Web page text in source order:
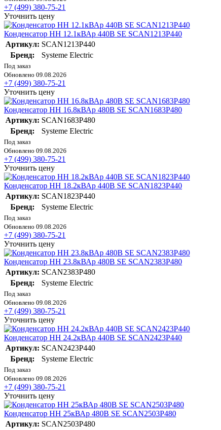
+7 (499) 380-75-21
Уточнить цену
Конденсатор НН 12.1кВАр 440В SE SCAN1213P440
Артикул: SCAN1213P440
Бренд:
Systeme Electric
Под заказ
Обновлено 09.08.2026
+7 (499) 380-75-21
Уточнить цену
Конденсатор НН 16.8кВАр 480В SE SCAN1683P480
Артикул: SCAN1683P480
Бренд:
Systeme Electric
Под заказ
Обновлено 09.08.2026
+7 (499) 380-75-21
Уточнить цену
Конденсатор НН 18.2кВАр 440В SE SCAN1823P440
Артикул: SCAN1823P440
Бренд:
Systeme Electric
Под заказ
Обновлено 09.08.2026
+7 (499) 380-75-21
Уточнить цену
Конденсатор НН 23.8кВАр 480В SE SCAN2383P480
Артикул: SCAN2383P480
Бренд:
Systeme Electric
Под заказ
Обновлено 09.08.2026
+7 (499) 380-75-21
Уточнить цену
Конденсатор НН 24.2кВАр 440В SE SCAN2423P440
Артикул: SCAN2423P440
Бренд:
Systeme Electric
Под заказ
Обновлено 09.08.2026
+7 (499) 380-75-21
Уточнить цену
Конденсатор НН 25кВАр 480В SE SCAN2503P480
Артикул: SCAN2503P480